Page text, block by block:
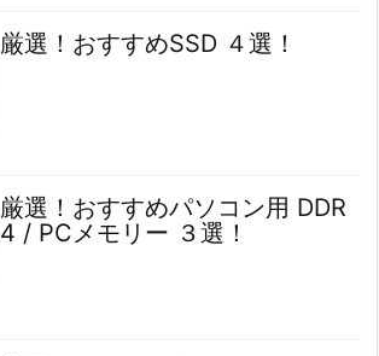
厳選！おすすめSSD ４選！
厳選！おすすめパソコン用 DDR
4 / PCメモリー ３選！